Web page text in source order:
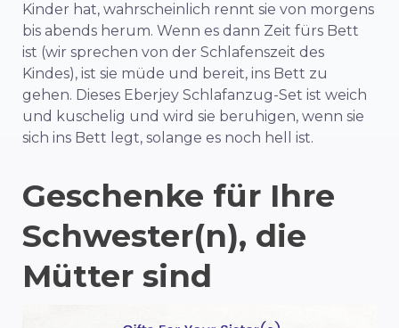
Kinder hat, wahrscheinlich rennt sie von morgens
bis abends herum. Wenn es dann Zeit fürs Bett
ist (wir sprechen von der Schlafenszeit des
Kindes), ist sie müde und bereit, ins Bett zu
gehen. Dieses Eberjey Schlafanzug-Set ist weich
und kuschelig und wird sie beruhigen, wenn sie
sich ins Bett legt, solange es noch hell ist.
Geschenke für Ihre
Schwester(n), die
Mütter sind